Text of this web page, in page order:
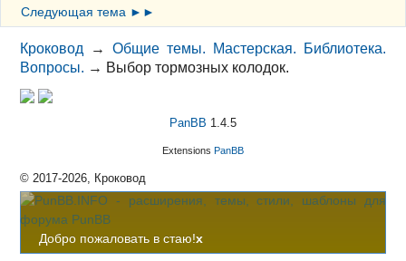
Следующая тема ►►
Кроковод →Общие темы. Мастерская. Библиотека.
Вопросы. → Выбор тормозных колодок.
PanBB 1.4.5
Extensions PanBB
© 2017-2026, Кроковод
Добро пожаловать в стаю!x